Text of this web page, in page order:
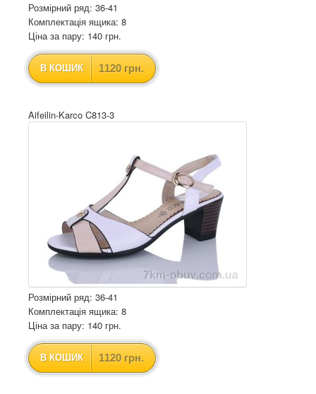
Розмірний ряд: 36-41
Комплектація ящика: 8
Ціна за пару: 140 грн.
В КОШИК 1120 грн.
Aifeilin-Karco C813-3
Розмірний ряд: 36-41
Комплектація ящика: 8
Ціна за пару: 140 грн.
В КОШИК 1120 грн.